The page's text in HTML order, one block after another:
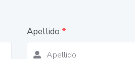
Apellido *